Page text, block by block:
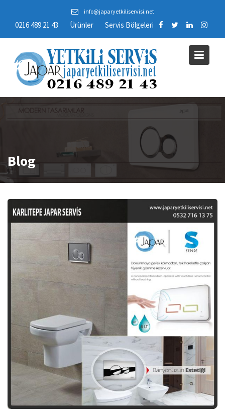
content
info@japaryetkiliservisi.net
0216 489 21 43 Ürünler Servis Bölgeleri
Blog